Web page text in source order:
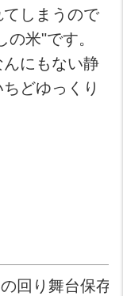
てしまうので
米"です。
にもない静
どゆっくり
回り舞台保存